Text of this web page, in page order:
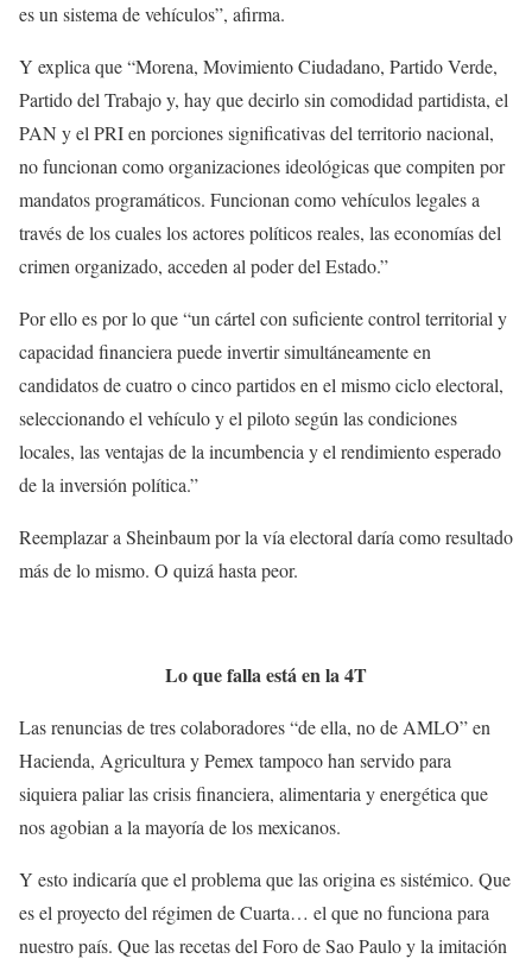
es un sistema de vehículos”, afirma.
Y explica que “Morena, Movimiento Ciudadano, Partido Verde,
Partido del Trabajo y, hay que decirlo sin comodidad partidista, el
PAN y el PRI en porciones significativas del territorio nacional,
no funcionan como organizaciones ideológicas que compiten por
mandatos programáticos. Funcionan como vehículos legales a
través de los cuales los actores políticos reales, las economías del
crimen organizado, acceden al poder del Estado.”
Por ello es por lo que “un cártel con suficiente control territorial y
capacidad financiera puede invertir simultáneamente en
candidatos de cuatro o cinco partidos en el mismo ciclo electoral,
seleccionando el vehículo y el piloto según las condiciones
locales, las ventajas de la incumbencia y el rendimiento esperado
de la inversión política.”
Reemplazar a Sheinbaum por la vía electoral daría como resultado
más de lo mismo. O quizá hasta peor.
Lo que falla está en la 4T
Las renuncias de tres colaboradores “de ella, no de AMLO” en
Hacienda, Agricultura y Pemex tampoco han servido para
siquiera paliar las crisis financiera, alimentaria y energética que
nos agobian a la mayoría de los mexicanos.
Y esto indicaría que el problema que las origina es sistémico. Que
es el proyecto del régimen de Cuarta… el que no funciona para
nuestro país. Que las recetas del Foro de Sao Paulo y la imitación